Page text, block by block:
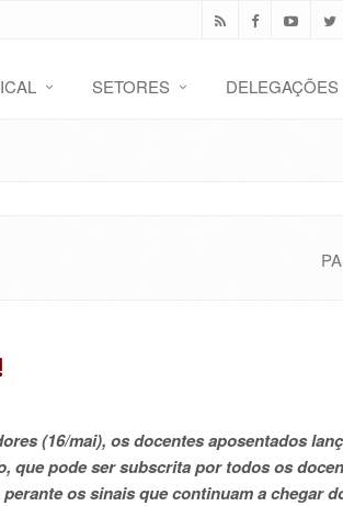
SETORES DELEGAÇÕES
(16/mai), os docentes aposentados
que pode ser subscrita por todos os
os sinais que continuam a chegar